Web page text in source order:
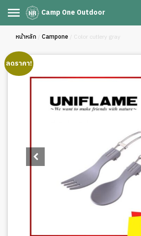
Camp One Outdoor
หน้าหลัก / Campone / Color cutlery gray
ลดราคา!